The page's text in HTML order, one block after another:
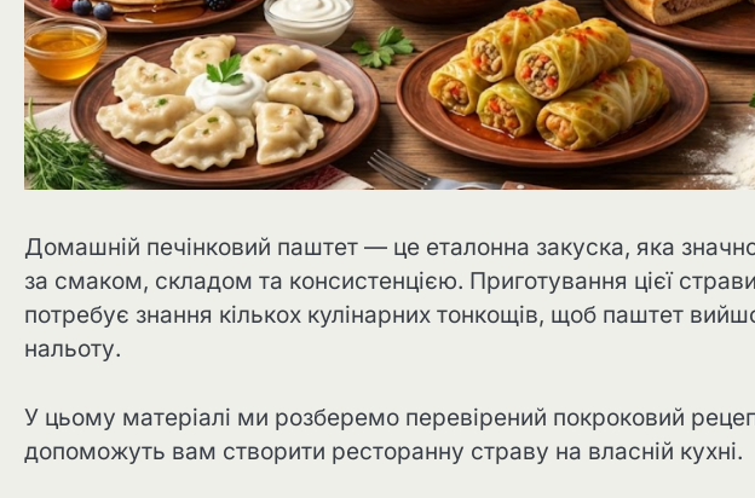
Домашній печінковий паштет — це еталонна закуска, яка
за смаком, складом та консистенцією. Приготування цієї
потребує знання кількох кулінарних тонкощів, щоб паштет
нальоту.
У цьому матеріалі ми розберемо перевірений покроковий
допоможуть вам створити ресторанну страву на власній кухні.